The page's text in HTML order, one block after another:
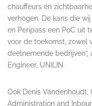
chauffeurs én
verhogen. De kans die
en Peripass een PoC uit
voor de toekomst, zowel
deelnemende
Engineer, UNILIN.
Ook Denis
Administration and